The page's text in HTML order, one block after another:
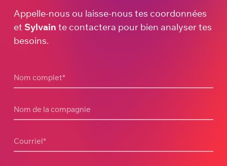
Appelle-nous ou laisse-nous tes coordonnées
et Sylvain te contactera pour bien analyser tes
besoins.
Nom complet*
Nom de la compagnie
Courriel*